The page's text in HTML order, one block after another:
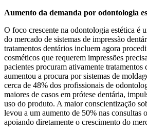
Aumento da demanda por odontologia
O foco crescente na odontologia estética é
do mercado de sistemas de impressão
tratamentos dentários incluem agora
cosméticos que requerem impressões
pacientes procuram ativamente tratamentos
aumentou a procura por sistemas de
cerca de 48% dos profissionais de
maiores de casos em prótese dentária,
uso do produto. A maior conscientização
levou a um aumento de 50% nas consultas
apoiando diretamente o crescimento do